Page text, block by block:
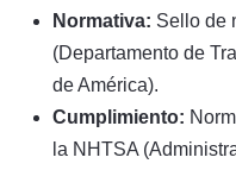
Normativa: Sello de
(Departamento de
de América).
Cumplimiento:
la NHTSA